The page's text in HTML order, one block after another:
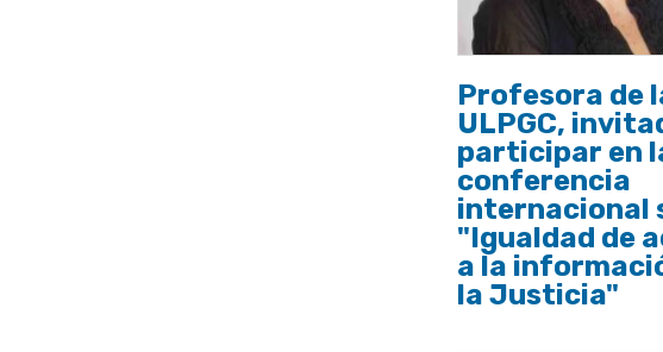
Profesora de
ULPGC,
participar en
conferencia
internacional
"Igualdad de
a la
la Justicia"